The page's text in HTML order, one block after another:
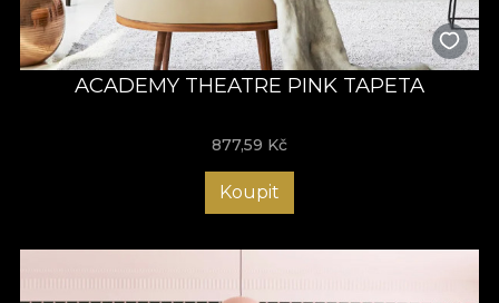
ACADEMY THEATRE PINK TAPETA
877,59 Kč
Koupit